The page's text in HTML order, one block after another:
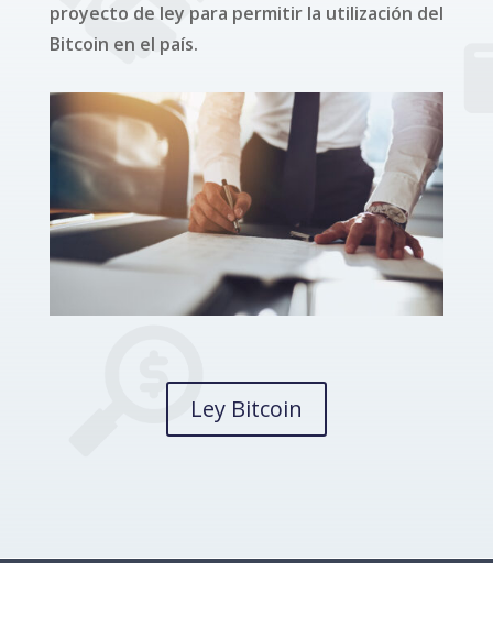
proyecto de ley para permitir la utilización del
Bitcoin en el país.
Ley Bitcoin